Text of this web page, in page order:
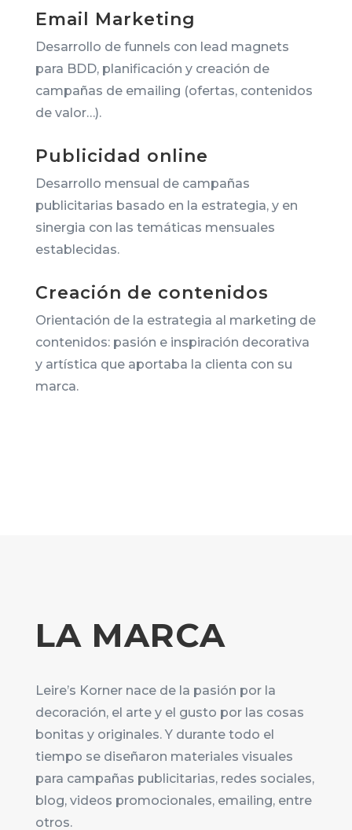
Email Marketing
Desarrollo de funnels con lead magnets
para BDD, planificación y creación de
campañas de emailing (ofertas, contenidos
de valor…).
Publicidad online
Desarrollo mensual de campañas
publicitarias basado en la estrategia, y en
sinergia con las temáticas mensuales
establecidas.
Creación de contenidos
Orientación de la estrategia al marketing de
contenidos: pasión e inspiración decorativa
y artística que aportaba la clienta con su
marca.
LA MARCA
Leire’s Korner nace de la pasión por la
decoración, el arte y el gusto por las cosas
bonitas y originales. Y durante todo el
tiempo se diseñaron materiales visuales
para campañas publicitarias, redes sociales,
blog, videos promocionales, emailing, entre
otros.